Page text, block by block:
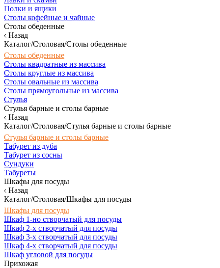
Полки и ящики
Столы кофейные и чайные
Столы обеденные
Назад
Каталог/Столовая/Столы обеденные
Столы обеденные
Столы квадратные из массива
Столы круглые из массива
Столы овальные из массива
Столы прямоугольные из массива
Стулья
Стулья барные и столы барные
Назад
Каталог/Столовая/Стулья барные и столы барные
Стулья барные и столы барные
Табурет из дуба
Табурет из сосны
Сундуки
Табуреты
Шкафы для посуды
Назад
Каталог/Столовая/Шкафы для посуды
Шкафы для посуды
Шкаф 1-но створчатый для посуды
Шкаф 2-х створчатый для посуды
Шкаф 3-х створчатый для посуды
Шкаф 4-х створчатый для посуды
Шкаф угловой для посуды
Прихожая